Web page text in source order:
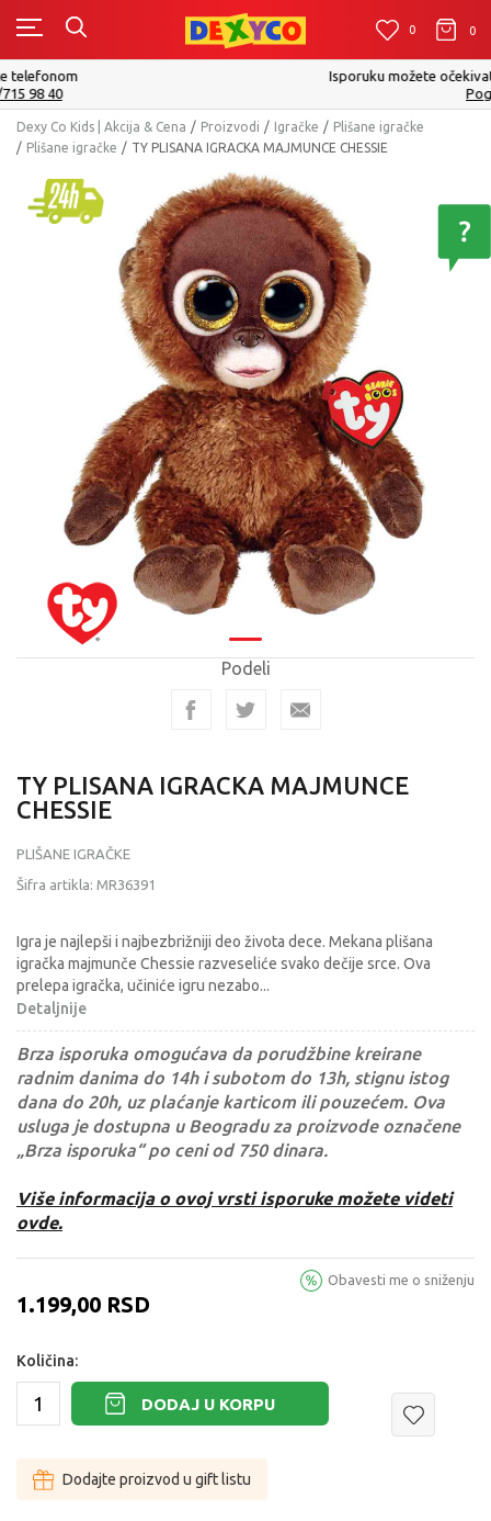
0 0 0
Isporuku možete očekivati u roku od 2 do 4 radna dana!
Dexy Co Kids | Akcija & Cena Proizvodi Igračke
Plišane igračke
Plišane igračke
TY PLISANA IGRACKA MAJMUNCE CHESSIE
Podeli
TY PLISANA IGRACKA MAJMUNCE
CHESSIE
PLIŠANE IGRAČKE
Šifra artikla: MR36391
Igra je najlepši i najbezbrižniji deo života dece. Mekana plišana
igračka majmunče Chessie razveseliće svako dečije srce. Ova
prelepa igračka, učiniće igru nezabo...
Detaljnije
Brza isporuka omogućava da porudžbine kreirane
radnim danima do 14h i subotom do 13h, stignu istog
dana do 20h, uz plaćanje karticom ili pouzećem. Ova
usluga je dostupna u Beogradu za proizvode označene
„Brza isporuka“ po ceni od 750 dinara.
Više informacija o ovoj vrsti isporuke možete videti
ovde.
1.199,00 RSD
Obavesti me o sniženju
Količina:
DODAJ U KORPU
Dodajte proizvod u gift listu